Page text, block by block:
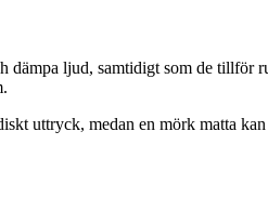
ljud, samtidigt som de tillför
uttryck, medan en mörk matta